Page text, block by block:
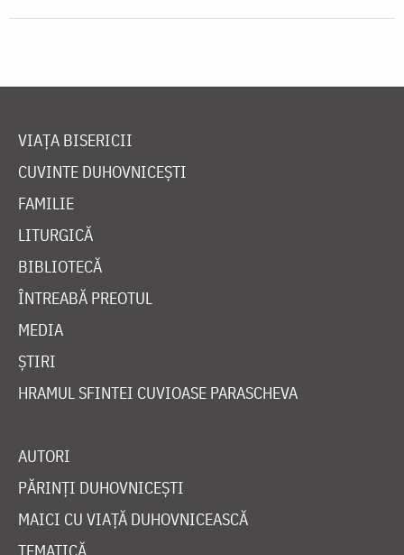
VIAȚA BISERICII
CUVINTE DUHOVNICEȘTI
FAMILIE
LITURGICĂ
BIBLIOTECĂ
ÎNTREABĂ PREOTUL
MEDIA
ȘTIRI
HRAMUL SFINTEI CUVIOASE PARASCHEVA
AUTORI
PĂRINȚI DUHOVNICEȘTI
MAICI CU VIAȚĂ DUHOVNICEASCĂ